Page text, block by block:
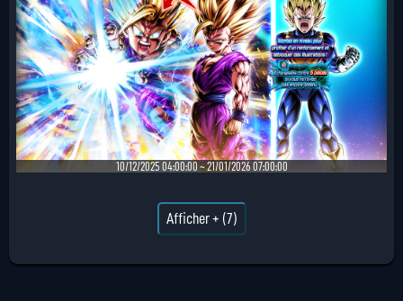
10/12/2025 04:00:00 ~ 21/01/2026 07:00:00
Afficher + (7)